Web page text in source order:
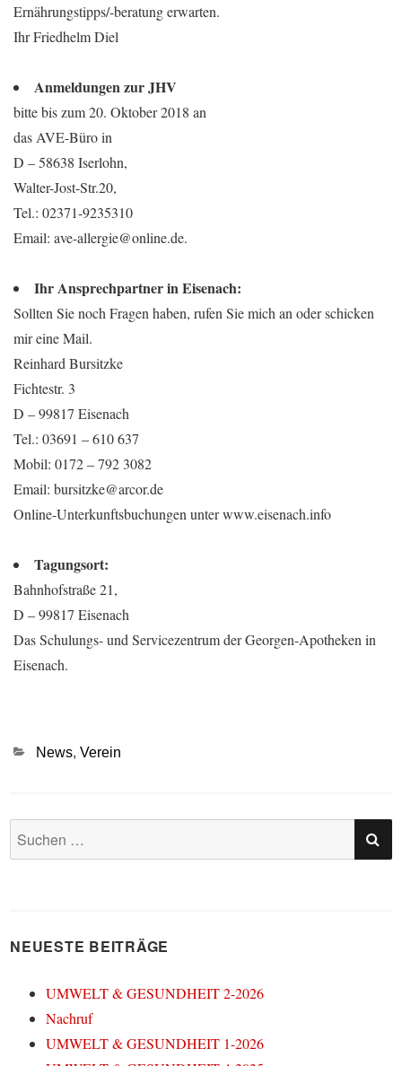
Ernährungstipps/-beratung erwarten.
Ihr Friedhelm Diel
Anmeldungen zur JHV
bitte bis zum 20. Oktober 2018 an
das AVE-Büro in
D – 58638 Iserlohn,
Walter-Jost-Str.20,
Tel.: 02371-9235310
Email: ave-allergie@online.de.
Ihr Ansprechpartner in Eisenach:
Sollten Sie noch Fragen haben, rufen Sie mich an oder schicken
mir eine Mail.
Reinhard Bursitzke
Fichtestr. 3
D – 99817 Eisenach
Tel.: 03691 – 610 637
Mobil: 0172 – 792 3082
Email: bursitzke@arcor.de
Online-Unterkunftsbuchungen unter www.eisenach.info
Tagungsort:
Bahnhofstraße 21,
D – 99817 Eisenach
Das Schulungs- und Servicezentrum der Georgen-Apotheken in
Eisenach.
Kategorien
News, Verein
Suchen
nach:
NEUESTE BEITRÄGE
UMWELT & GESUNDHEIT 2-2026
Nachruf
UMWELT & GESUNDHEIT 1-2026